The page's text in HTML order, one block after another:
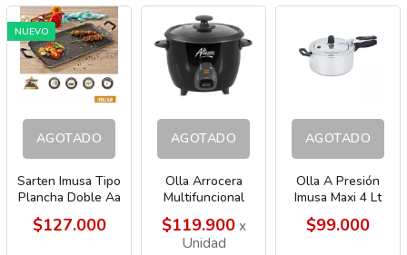
NUEVO
AGOTADO
Sarten Imusa Tipo
Plancha Doble Aa
Con Venas
$127.000
AGOTADO
Olla Arrocera
Multifuncional
Altezza 1lt Negra
3745
$119.900x
Unidad
AGOTADO
Olla A Presión
Imusa Maxi 4 Lt
$99.000